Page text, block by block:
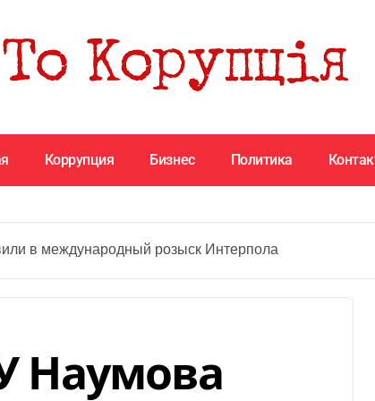
Коррупция Бизнес Политика
в международный розыск Интерпола
Наумова